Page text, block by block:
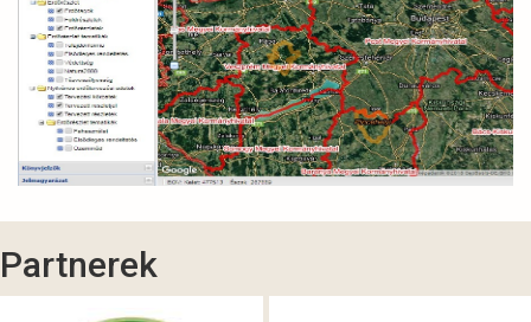
Partnerek